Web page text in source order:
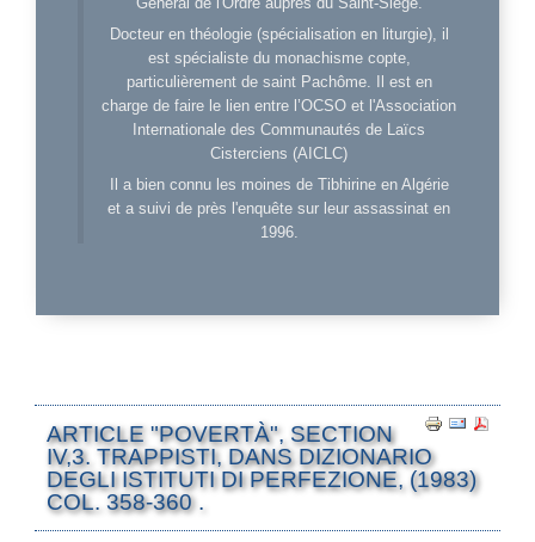
Docteur en théologie (spécialisation en liturgie), il
est spécialiste du monachisme copte,
particulièrement de saint Pachôme. Il est en
charge de faire le lien entre l’OCSO et l'Association
Internationale des Communautés de Laïcs
Cisterciens (AICLC)
Il a bien connu les moines de Tibhirine en Algérie
et a suivi de près l'enquête sur leur assassinat en
1996.
ARTICLE "POVERTÀ", SECTION
IV,3. TRAPPISTI, DANS DIZIONARIO
DEGLI ISTITUTI DI PERFEZIONE, (1983)
COL. 358-360 .